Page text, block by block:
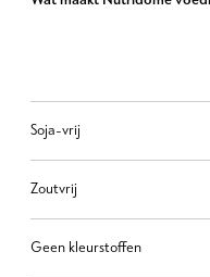
Soja-vrij
Zoutvrij
Geen kleurstoffen